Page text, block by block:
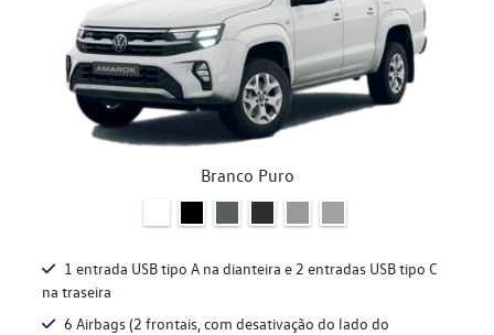
Branco Puro
1 entrada USB tipo A na dianteira e 2 entradas USB tipo C
na traseira
6 Airbags (2 frontais, com desativação do lado do